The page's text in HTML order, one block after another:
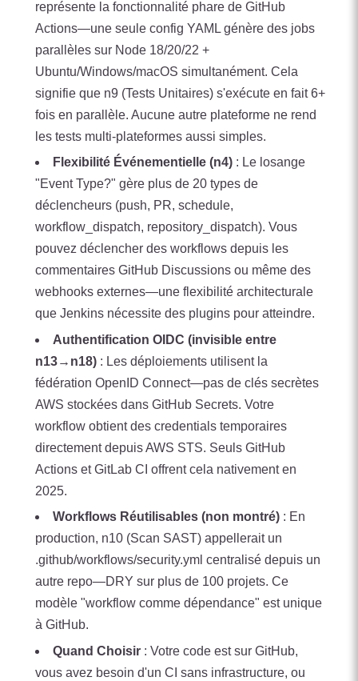
représente la fonctionnalité phare de GitHub
Actions—une seule config YAML génère des jobs
parallèles sur Node 18/20/22 +
Ubuntu/Windows/macOS simultanément. Cela
signifie que n9 (Tests Unitaires) s'exécute en fait 6+
fois en parallèle. Aucune autre plateforme ne rend
les tests multi-plateformes aussi simples.
Flexibilité Événementielle (n4) : Le losange
"Event Type?" gère plus de 20 types de
déclencheurs (push, PR, schedule,
workflow_dispatch, repository_dispatch). Vous
pouvez déclencher des workflows depuis les
commentaires GitHub Discussions ou même des
webhooks externes—une flexibilité architecturale
que Jenkins nécessite des plugins pour atteindre.
Authentification OIDC (invisible entre
n13→n18) : Les déploiements utilisent la
fédération OpenID Connect—pas de clés secrètes
AWS stockées dans GitHub Secrets. Votre
workflow obtient des credentials temporaires
directement depuis AWS STS. Seuls GitHub
Actions et GitLab CI offrent cela nativement en
2025.
Workflows Réutilisables (non montré) : En
production, n10 (Scan SAST) appellerait un
.github/workflows/security.yml centralisé depuis un
autre repo—DRY sur plus de 100 projets. Ce
modèle "workflow comme dépendance" est unique
à GitHub.
Quand Choisir : Votre code est sur GitHub,
vous avez besoin d'un CI sans infrastructure, ou